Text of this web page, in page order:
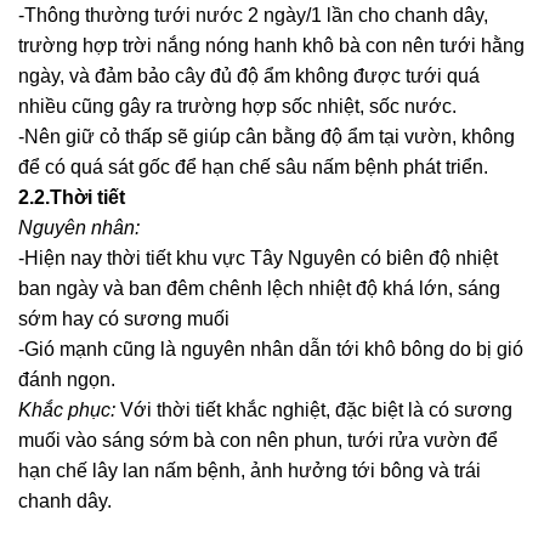
-Thông thường tưới nước 2 ngày/1 lần cho chanh dây,
trường hợp trời nắng nóng hanh khô bà con nên tưới hằng
ngày, và đảm bảo cây đủ độ ẩm không được tưới quá
nhiều cũng gây ra trường hợp sốc nhiệt, sốc nước.
-Nên giữ cỏ thấp sẽ giúp cân bằng độ ẩm tại vườn, không
để có quá sát gốc để hạn chế sâu nấm bệnh phát triển.
2.2.Thời tiết
Nguyên nhân:
-Hiện nay thời tiết khu vực Tây Nguyên có biên độ nhiệt
ban ngày và ban đêm chênh lệch nhiệt độ khá lớn, sáng
sớm hay có sương muối
-Gió mạnh cũng là nguyên nhân dẫn tới khô bông do bị gió
đánh ngọn.
Khắc phục: Với thời tiết khắc nghiệt, đặc biệt là có sương
muối vào sáng sớm bà con nên phun, tưới rửa vườn để
hạn chế lây lan nấm bệnh, ảnh hưởng tới bông và trái
chanh dây.